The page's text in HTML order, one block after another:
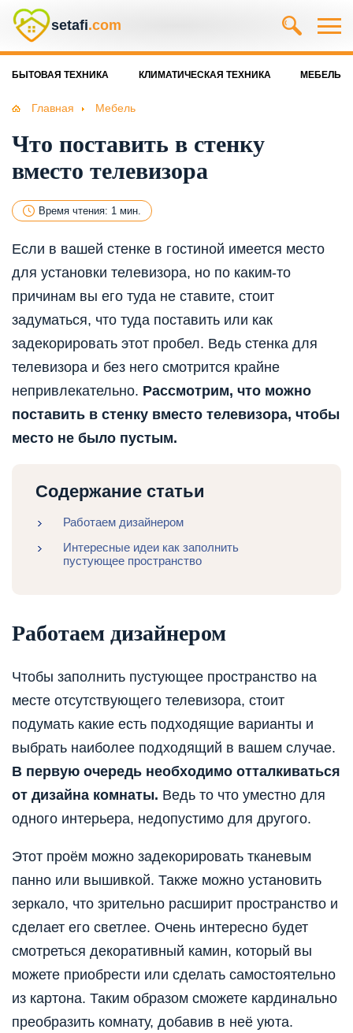
setafi.com
БЫТОВАЯ ТЕХНИКА КЛИМАТИЧЕСКАЯ ТЕХНИКА МЕБЕЛЬ
Главная Мебель
Что поставить в стенку
вместо телевизора
Время чтения: 1 мин.
Если в вашей стенке в гостиной имеется место
для установки телевизора, но по каким-то
причинам вы его туда не ставите, стоит
задуматься, что туда поставить или как
задекорировать этот пробел. Ведь стенка для
телевизора и без него смотрится крайне
непривлекательно. Рассмотрим, что можно
поставить в стенку вместо телевизора, чтобы
место не было пустым.
Содержание статьи
Работаем дизайнером
Интересные идеи как заполнить
пустующее пространство
Работаем дизайнером
Чтобы заполнить пустующее пространство на
месте отсутствующего телевизора, стоит
подумать какие есть подходящие варианты и
выбрать наиболее подходящий в вашем случае.
В первую очередь необходимо отталкиваться
от дизайна комнаты. Ведь то что уместно для
одного интерьера, недопустимо для другого.
Этот проём можно задекорировать тканевым
панно или вышивкой. Также можно установить
зеркало, что зрительно расширит пространство и
сделает его светлее. Очень интересно будет
смотреться декоративный камин, который вы
можете приобрести или сделать самостоятельно
из картона. Таким образом сможете кардинально
преобразить комнату, добавив в неё уюта.